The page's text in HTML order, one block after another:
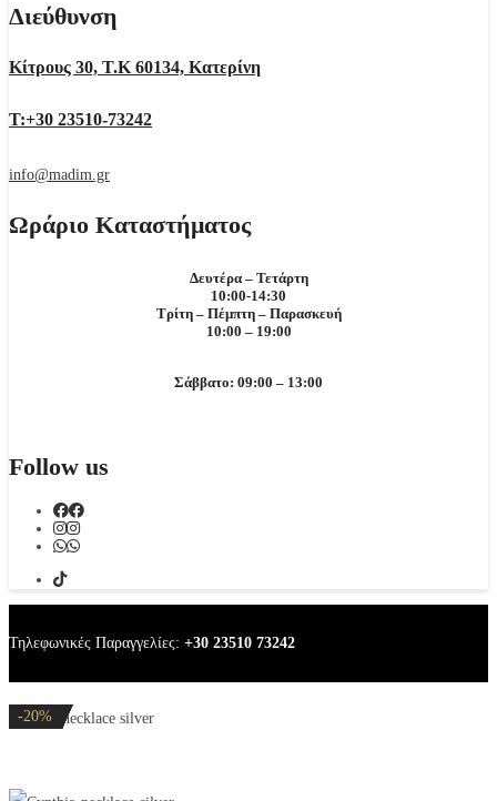
Διεύθυνση
Κίτρους 30, Τ.Κ 60134, Κατερίνη
Τ:+30 23510-73242
info@madim.gr
Ωράριο Καταστήματος
Δευτέρα – Τετάρτη
10:00-14:30
Τρίτη – Πέμπτη – Παρασκευή
10:00 – 19:00
Σάββατο: 09:00 – 13:00
Follow us
Τηλεφωνικές Παραγγελίες: +30 23510 73242
Cynthia necklace silver
-20%
-30%
-30%
-20%
-20%